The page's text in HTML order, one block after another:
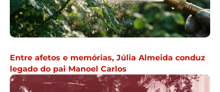
Entre afetos e memórias, Júlia Almeida conduz
legado do pai Manoel Carlos